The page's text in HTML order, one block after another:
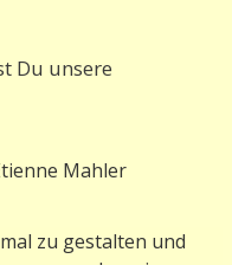
Du unsere
Mahler
zu gestalten und